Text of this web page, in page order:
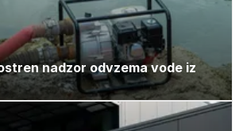
nadzor odvzema vode iz